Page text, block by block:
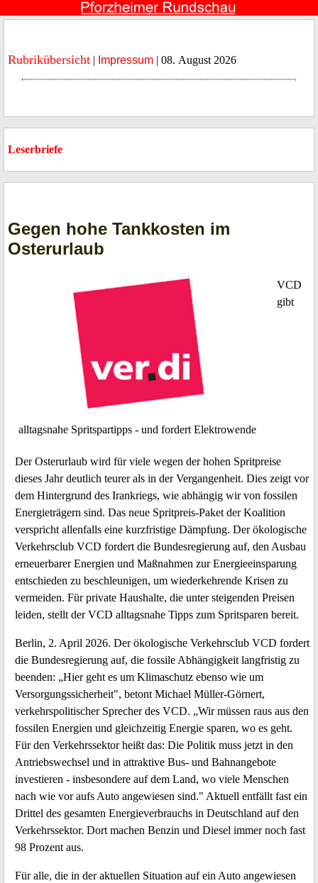
Rubrikübersicht | Impressum | 08. August 2026
Leserbriefe
Gegen hohe Tankkosten im
Osterurlaub
VCD
gibt
alltagsnahe Spritspartipps - und fordert Elektrowende
Der Osterurlaub wird für viele wegen der hohen Spritpreise
dieses Jahr deutlich teurer als in der Vergangenheit. Dies zeigt vor
dem Hintergrund des Irankriegs, wie abhängig wir von fossilen
Energieträgern sind. Das neue Spritpreis-Paket der Koalition
verspricht allenfalls eine kurzfristige Dämpfung. Der ökologische
Verkehrsclub VCD fordert die Bundesregierung auf, den Ausbau
erneuerbarer Energien und Maßnahmen zur Energieeinsparung
entschieden zu beschleunigen, um wiederkehrende Krisen zu
vermeiden. Für private Haushalte, die unter steigenden Preisen
leiden, stellt der VCD alltagsnahe Tipps zum Spritsparen bereit.
Berlin, 2. April 2026. Der ökologische Verkehrsclub VCD fordert
die Bundesregierung auf, die fossile Abhängigkeit langfristig zu
beenden: „Hier geht es um Klimaschutz ebenso wie um
Versorgungssicherheit", betont Michael Müller-Görnert,
verkehrspolitischer Sprecher des VCD. „Wir müssen raus aus den
fossilen Energien und gleichzeitig Energie sparen, wo es geht.
Für den Verkehrssektor heißt das: Die Politik muss jetzt in den
Antriebswechsel und in attraktive Bus- und Bahnangebote
investieren - insbesondere auf dem Land, wo viele Menschen
nach wie vor aufs Auto angewiesen sind." Aktuell entfällt fast ein
Drittel des gesamten Energieverbrauchs in Deutschland auf den
Verkehrssektor. Dort machen Benzin und Diesel immer noch fast
98 Prozent aus.
Für alle, die in der aktuellen Situation auf ein Auto angewiesen